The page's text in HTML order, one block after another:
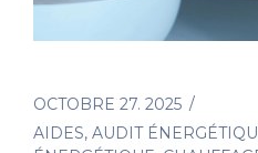
OCTOBRE 27. 2025
AIDES, AUDIT